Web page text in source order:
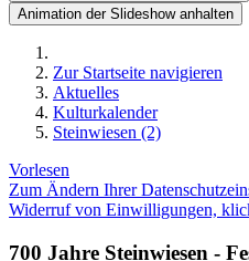
Animation der Slideshow anhalten
Zur Startseite navigieren
Aktuelles
Kulturkalender
Steinwiesen (2)
Vorlesen
Zum Ändern Ihrer
Widerruf von Einwilligungen,
700 Jahre Steinwiesen -